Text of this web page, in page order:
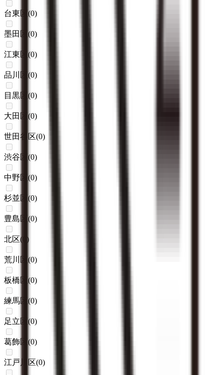
台東区 (0)
墨田区 (0)
江東区 (0)
品川区 (0)
目黒区 (0)
大田区 (0)
世田谷区(0)
渋谷区 (0)
中野区 (0)
杉並区 (0)
豊島区 (0)
北区( )
荒川区 (0)
板橋区 (0)
練馬区 (0)
足立区 (0)
葛飾区 (0)
江戸川区(0)